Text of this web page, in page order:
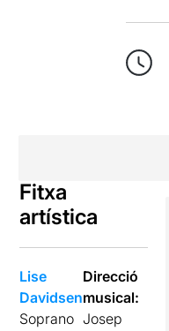
Fitxa
artística
Lise
Davidsen
Soprano
Direcció
musical:
Josep